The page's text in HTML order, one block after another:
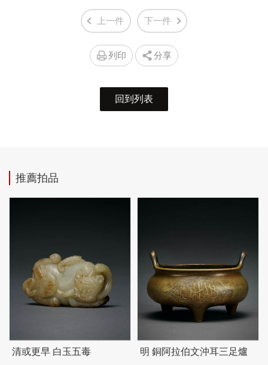
上一件 下一件
列印 分享
回到列表
推薦拍品
清或更早 白玉五毒 明 銅阿拉伯文沖耳三足爐